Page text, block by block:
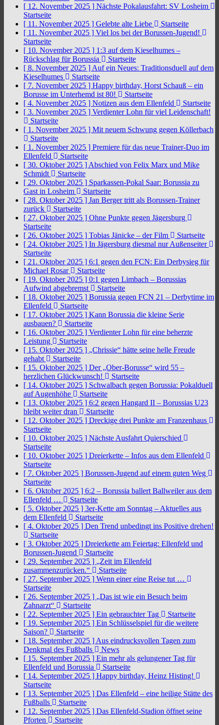
[ 12. November 2025 ] Nächste Pokalausfahrt: SV Losheim
Startseite
[ 11. November 2025 ] Gelebte alte Liebe
Startseite
[ 11. November 2025 ] Viel los bei der Borussen-Jugend!
Startseite
[ 10. November 2025 ] 1:3 auf dem Kieselhumes –
Rückschlag für Borussia
Startseite
[ 8. November 2025 ] Auf ein Neues: Traditionsduell auf dem
Kieselhumes
Startseite
[ 7. November 2025 ] Happy birthday, Horst Schauß – ein
Borusse im Unterhemd ist 80!
Startseite
[ 4. November 2025 ] Notizen aus dem Ellenfeld
Startseite
[ 3. November 2025 ] Verdienter Lohn für viel Leidenschaft!
Startseite
[ 1. November 2025 ] Mit neuem Schwung gegen Köllerbach
Startseite
[ 1. November 2025 ] Premiere für das neue Trainer-Duo im
Ellenfeld
Startseite
[ 30. Oktober 2025 ] Abschied von Felix Marx und Mike
Schmidt
Startseite
[ 29. Oktober 2025 ] Sparkassen-Pokal Saar: Borussia zu
Gast in Losheim
Startseite
[ 28. Oktober 2025 ] Jan Berger tritt als Borussen-Trainer
zurück
Startseite
[ 27. Oktober 2025 ] Ohne Punkte gegen Jägersburg
Startseite
[ 26. Oktober 2025 ] Tobias Jänicke – der Film
Startseite
[ 24. Oktober 2025 ] In Jägersburg diesmal nur Außenseiter
Startseite
[ 21. Oktober 2025 ] 6:1 gegen den FCN: Ein Derbysieg für
Michael Rosar
Startseite
[ 19. Oktober 2025 ] 0:1 gegen Limbach – Borussias
Aufwind abgebremst
Startseite
[ 18. Oktober 2025 ] Borussia gegen FCN 21 – Derbytime im
Ellenfeld
Startseite
[ 17. Oktober 2025 ] Kann Borussia die kleine Serie
ausbauen?
Startseite
[ 16. Oktober 2025 ] Verdienter Lohn für eine beherzte
Leistung
Startseite
[ 15. Oktober 2025 ] „Chrissie“ hätte seine helle Freude
gehabt
Startseite
[ 15. Oktober 2025 ] Der „Ober-Borusse“ wird 55 –
herzlichen Glückwunsch!
Startseite
[ 14. Oktober 2025 ] Schwalbach gegen Borussia: Pokalduell
auf Augenhöhe
Startseite
[ 13. Oktober 2025 ] 6:2 gegen Hangard II – Borussias U23
bleibt weiter dran
Startseite
[ 12. Oktober 2025 ] Dreckige drei Punkte am Franzenhaus
Startseite
[ 10. Oktober 2025 ] Nächste Ausfahrt Quierschied
Startseite
[ 10. Oktober 2025 ] Dreierkette – Infos aus dem Ellenfeld
Startseite
[ 7. Oktober 2025 ] Borussen-Jugend auf einem guten Weg
Startseite
[ 6. Oktober 2025 ] 6:2 – Borussia ballert Ballweiler aus dem
Ellenfeld …
Startseite
[ 5. Oktober 2025 ] 3er-Kette am Sonntag – Aktuelles aus
dem Ellenfeld
Startseite
[ 4. Oktober 2025 ] Den Trend unbedingt ins Positive drehen!
Startseite
[ 3. Oktober 2025 ] Dreierkette am Feiertag: Ellenfeld und
Borussen-Jugend
Startseite
[ 29. September 2025 ] „Zeit im Ellenfeld
zusammenzurücken.“
Startseite
[ 27. September 2025 ] Wenn einer eine Reise tut …
Startseite
[ 26. September 2025 ] „Das ist wie ein Besuch beim
Zahnarzt“
Startseite
[ 22. September 2025 ] Ein gebrauchter Tag
Startseite
[ 19. September 2025 ] Ein Schlüsselspiel für die weitere
Saison?
Startseite
[ 18. September 2025 ] Aus eindrucksvollen Tagen zum
Denkmal des Fußballs
News
[ 15. September 2025 ] Ein mehr als gelungener Tag für
Ellenfeld und Borussia
Startseite
[ 14. September 2025 ] Happy birthday, Heinz Histing!
Startseite
[ 13. September 2025 ] Das Ellenfeld – eine heilige Stätte des
Fußballs
Startseite
[ 12. September 2025 ] Das Ellenfeld-Stadion öffnet seine
Pforten
Startseite